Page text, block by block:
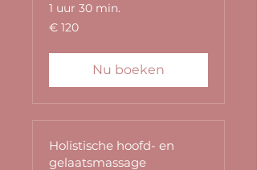
1 uur 30 min.
120
euro
€ 120
Nu boeken
Holistische hoofd- en
gelaatsmassage